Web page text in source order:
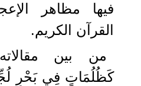
فيها مظاهر
القرآن الكريم.
من بين
كَظُلُمَاتٍ فِي بَحْرٍ